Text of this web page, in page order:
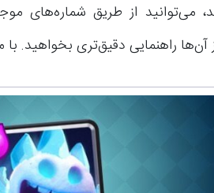
می‌توانید از طریق شماره‌های
راهنمایی دقیق‌تری بخواهید.